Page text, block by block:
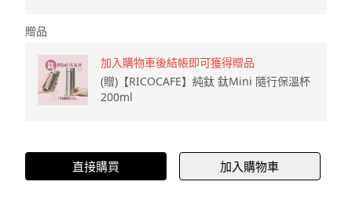
贈品
加入購物車後結帳即可獲得贈品
(贈)【RICOCAFE】純鈦 鈦Mini 隨行保溫杯
200ml
直接購買 加入購物車